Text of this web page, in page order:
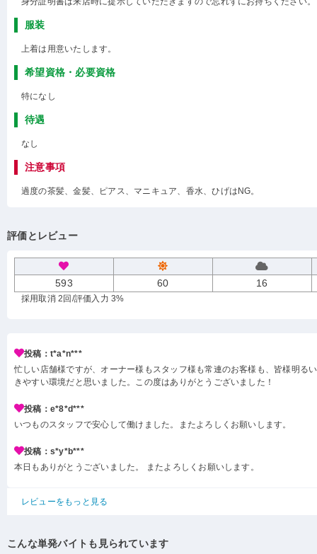
服装
上着は用意いたします。
希望資格・必要資格
特になし
待遇
なし
注意事項
過度の茶髪、金髪、ピアス、マニキュア、香水、ひげはNG。
評価とレビュー
593 60 16
採用取消 2回 /評価入力 3%
投稿：t*a*n***
忙しい店舗様ですが、オーナー様もスタッフ様も常連のお客様も、皆様明る
きやすい環境だと思いました。この度はありがとうございました！
投稿：e*8*d***
いつものスタッフで安心して働けました。またよろしくお願いします。
投稿：s*y*b***
本日もありがとうございました。 またよろしくお願いします。
レビューをもっと見る
こんな単発バイトも見られています